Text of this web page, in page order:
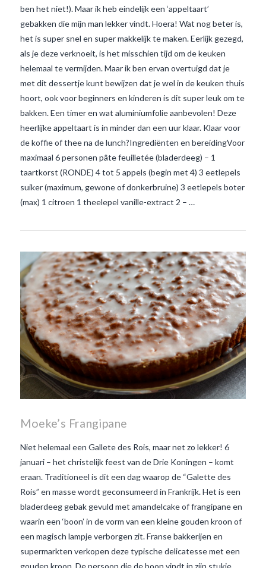
ben het niet!). Maar ik heb eindelijk een ‘appeltaart’
gebakken die mijn man lekker vindt. Hoera! Wat nog beter is,
het is super snel en super makkelijk te maken. Eerlijk gezegd,
als je deze verknoeit, is het misschien tijd om de keuken
helemaal te vermijden. Maar ik ben ervan overtuigd dat je
met dit dessertje kunt bewijzen dat je wel in de keuken thuis
hoort, ook voor beginners en kinderen is dit super leuk om te
bakken. Een timer en wat aluminiumfolie aanbevolen! Deze
heerlijke appeltaart is in minder dan een uur klaar. Klaar voor
de koffie of thee na de lunch?Ingrediënten en bereidingVoor
maximaal 6 personen pâte feuilletée (bladerdeeg) – 1
taartkorst (RONDE) 4 tot 5 appels (begin met 4) 3 eetlepels
suiker (maximum, gewone of donkerbruine) 3 eetlepels boter
(max) 1 citroen 1 theelepel vanille-extract 2 – …
Moeke’s Frangipane
Niet helemaal een Gallete des Rois, maar net zo lekker! 6
januari – het christelijk feest van de Drie Koningen – komt
eraan. Traditioneel is dit een dag waarop de “Galette des
Rois” en masse wordt geconsumeerd in Frankrijk. Het is een
bladerdeeg gebak gevuld met amandelcake of frangipane en
waarin een ‘boon’ in de vorm van een kleine gouden kroon of
een magisch lampje verborgen zit. Franse bakkerijen en
supermarkten verkopen deze typische delicatesse met een